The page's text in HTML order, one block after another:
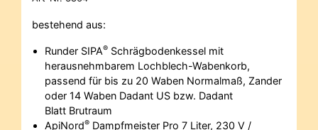
bestehend aus:
Runder SIPA®Schrägbodenkessel mit
herausnehmbarem Lochblech-Wabenkorb,
passend für bis zu 20 Waben Normalmaß, Zander
oder 14 Waben Dadant US bzw. Dadant
Blatt Brutraum
ApiNord®Dampfmeister Pro 7 Liter, 230 V /